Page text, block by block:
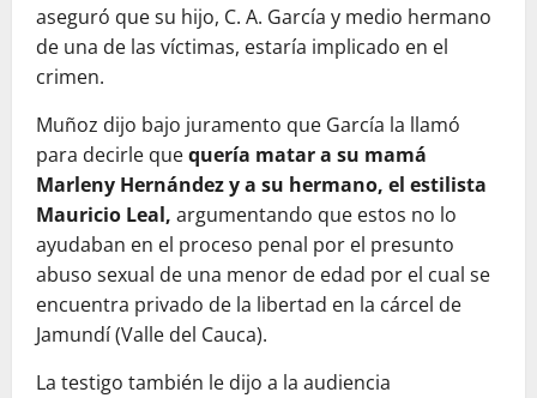
aseguró que su hijo, C. A. García y medio hermano
de una de las víctimas, estaría implicado en el
crimen.
Muñoz dijo bajo juramento que García la llamó
para decirle quequería matar a su mamá
Marleny Hernández y a su hermano, el estilista
Mauricio Leal, argumentando que estos no lo
ayudaban en el proceso penal por el presunto
abuso sexual de una menor de edad por el cual se
encuentra privado de la libertad en la cárcel de
Jamundí (Valle del Cauca).
La testigo también le dijo a la audiencia